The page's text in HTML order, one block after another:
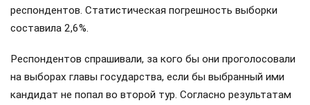
респондентов. Статистическая погрешность выборки
составила 2,6%.
Респондентов спрашивали, за кого бы они проголосовали
на выборах главы государства, если бы выбранный ими
кандидат не попал во второй тур. Согласно результатам